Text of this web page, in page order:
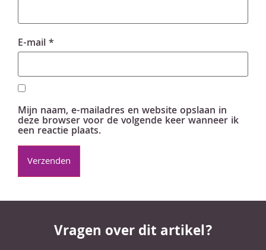
E-mail*
Mijn naam, e-mailadres en website opslaan in
deze browser voor de volgende keer wanneer ik
een reactie plaats.
Vragen over dit artikel?